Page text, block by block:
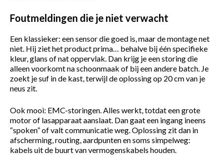
Foutmeldingen die je niet verwacht
Een klassieker: een sensor die goed is, maar de montage net
niet. Hij ziet het product prima… behalve bij één specifieke
kleur, glans of nat oppervlak. Dan krijg je een storing die
alleen voorkomt na schoonmaak of bij een andere batch. Je
zoekt je suf in de kast, terwijl de oplossing op 20 cm van je
neus zit.
Ook mooi: EMC-storingen. Alles werkt, totdat een grote
motor of lasapparaat aanslaat. Dan gaat een ingang ineens
“spoken” of valt communicatie weg. Oplossing zit dan in
afscherming, routing, aardpunten en soms simpelweg:
kabels uit de buurt van vermogenskabels houden.